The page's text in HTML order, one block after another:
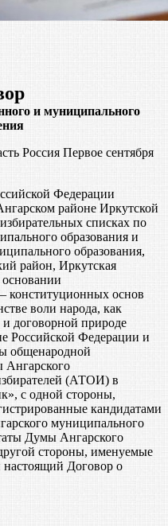
и муниципального
Россия Первое сентября
Федерации
районе Иркутской
списках по
образования и
образования,
район, Иркутская
основ
воли народа, как
и договорной природе
Российской Федерации и
общенародной
Ангарского
(АТОИ) в
с одной стороны,
кандидатами
муниципального
Думы Ангарского
стороны, именуемые
настоящий Договор о